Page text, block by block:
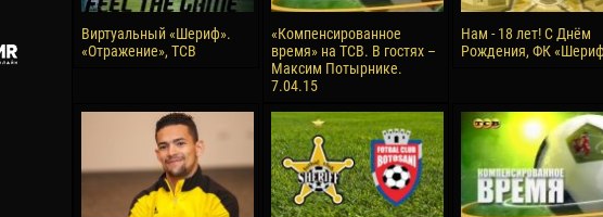
Виртуальный «Шериф».
«Отражение», ТСВ
«Компенсированное
время» на ТСВ. В гостях –
Максим Потырнике.
7.04.15
Нам - 18 лет! С Днём
Рождения, ФК